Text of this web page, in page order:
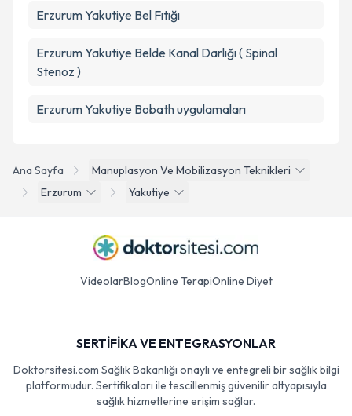
Ana Sayfa
Manuplasyon Ve Mobilizasyon Teknikleri
Erzurum
Yakutiye
Erzurum Yakutiye Bel Fıtığı
Erzurum Yakutiye Belde Kanal Darlığı ( Spinal
Stenoz )
Erzurum Yakutiye Bobath uygulamaları
VideolarBlogOnline TerapiOnline Diyet
SERTİFİKA VE ENTEGRASYONLAR
Doktorsitesi.com Sağlık Bakanlığı onaylı ve entegreli bir sağlık bilgi
platformudur. Sertifikaları ile tescillenmiş güvenilir altyapısıyla
sağlık hizmetlerine erişim sağlar.